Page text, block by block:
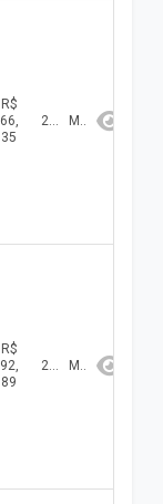
R$
66,
35
2026 Maio
R$
92,
89
2026 Maio